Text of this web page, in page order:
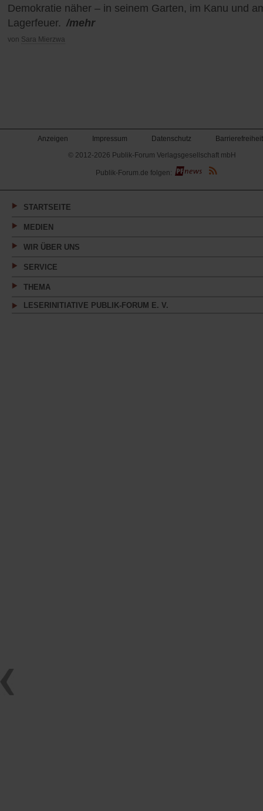
Demokratie näher – in seinem Garten, im Kanu und
Lagerfeuer. /mehr
von Sara Mierzwa
Anzeigen Impressum Datenschutz
Barrierefreiheit
© 2012-2026 Publik-Forum Verlagsgesellschaft mbH
(Öffnet
in
neuen
Publik-Forum.de folgen:
STARTSEITE
MEDIEN
WIR ÜBER UNS
SERVICE
THEMA
LESERINITIATIVE PUBLIK-FORUM E. V.